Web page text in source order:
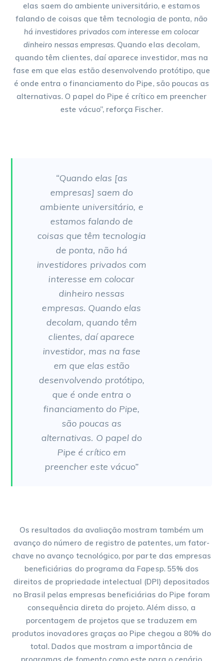
elas saem do ambiente universitário, e estamos
falando de coisas que têm tecnologia de ponta, não
há investidores privados com interesse em colocar
dinheiro nessas empresas. Quando elas decolam,
quando têm clientes, daí aparece investidor, mas na
fase em que elas estão desenvolvendo protótipo, que
é onde entra o financiamento do Pipe, são poucas as
alternativas. O papel do Pipe é crítico em preencher
este vácuo”, reforça Fischer.
“Quando elas [as
empresas] saem do
ambiente universitário, e
estamos falando de
coisas que têm tecnologia
de ponta, não há
investidores privados com
interesse em colocar
dinheiro nessas
empresas. Quando elas
decolam, quando têm
clientes, daí aparece
investidor, mas na fase
em que elas estão
desenvolvendo protótipo,
que é onde entra o
financiamento do Pipe,
são poucas as
alternativas. O papel do
Pipe é crítico em
preencher este vácuo”
Os resultados da avaliação mostram também um
avanço do número de registro de patentes, um fator-
chave no avanço tecnológico, por parte das empresas
beneficiárias do programa da Fapesp. 55% dos
direitos de propriedade intelectual (DPI) depositados
no Brasil pelas empresas beneficiárias do Pipe foram
consequência direta do projeto. Além disso, a
porcentagem de projetos que se traduzem em
produtos inovadores graças ao Pipe chegou a 80% do
total. Dados que mostram a importância de